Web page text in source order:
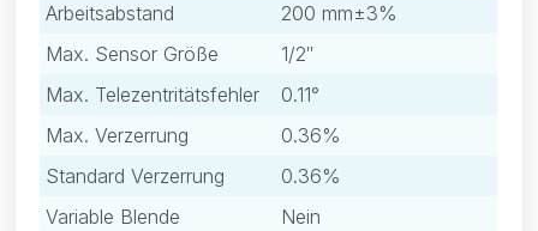
Arbeitsabstand
200 mm±3%
Max. Sensor Größe
1/2″
Max. Telezentritätsfehler
0.11°
Max. Verzerrung
0.36%
Standard Verzerrung
0.36%
Variable Blende
Nein